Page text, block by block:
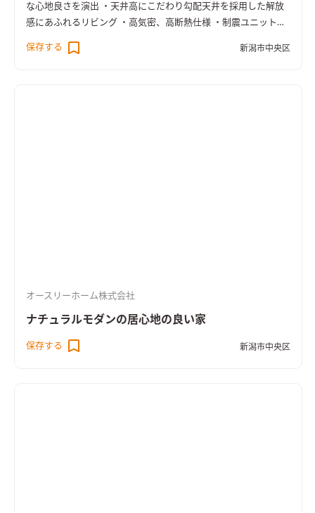
な心地良さを演出 ・天井高にこだわり勾配天井を採用した解放
感にあふれるリビング ・高気密、高断熱仕様 ・制震ユニット
フスタイルの変化にも対応できるゆとりのプランニング ・2階に
保存する 新潟市中央区
オースリーホーム株式会社
ナチュラルモダンの居心地の良い家
保存する 新潟市中央区